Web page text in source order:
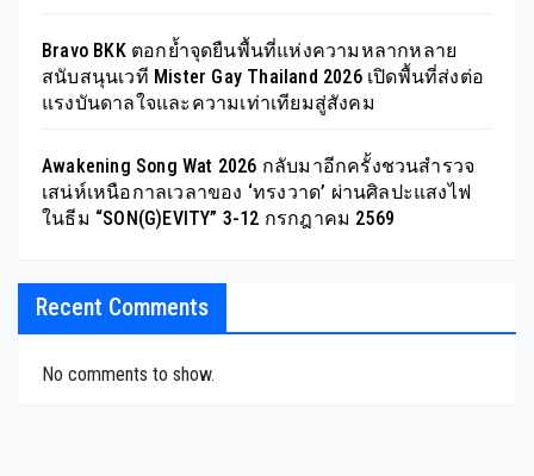
Bravo BKK ตอกย้ำจุดยืนพื้นที่แห่งความหลากหลาย
สนับสนุนเวที Mister Gay Thailand 2026 เปิดพื้นที่ส่งต่อ
แรงบันดาลใจและความเท่าเทียมสู่สังคม
Awakening Song Wat 2026 กลับมาอีกครั้งชวนสำรวจ
เสน่ห์เหนือกาลเวลาของ ‘ทรงวาด’ ผ่านศิลปะแสงไฟ
ในธีม “SON(G)EVITY” 3-12 กรกฎาคม 2569
Recent Comments
No comments to show.